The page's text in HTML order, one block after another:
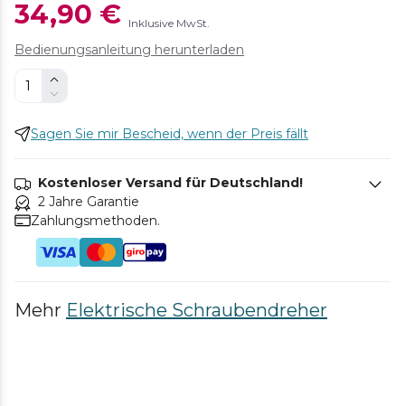
34,90 € Inklusive MwSt.
Bedienungsanleitung herunterladen
Sagen Sie mir Bescheid, wenn der Preis fällt
Kostenloser Versand für Deutschland!
2 Jahre Garantie
Zahlungsmethoden.
Mehr Elektrische Schraubendreher